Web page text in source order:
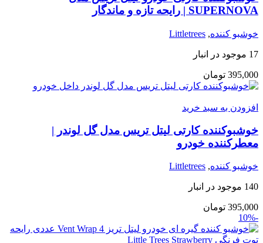
SUPERNOVA | رایحه تازه و ماندگار
خوشبو کننده,
Littletrees
17 موجود در انبار
395,000 تومان
افزودن به سبد خرید
خوشبوکننده کارتی لیتل تریس مدل گل لوندر |
معطرکننده خودرو
خوشبو کننده,
Littletrees
140 موجود در انبار
395,000 تومان
-10%